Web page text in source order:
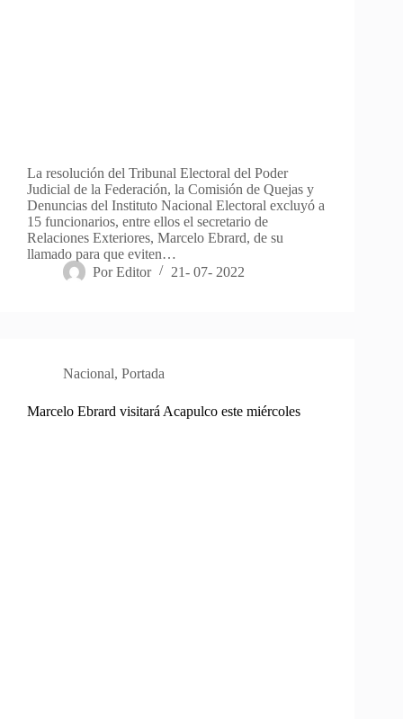
La resolución del Tribunal Electoral del Poder
Judicial de la Federación, la Comisión de Quejas y
Denuncias del Instituto Nacional Electoral excluyó a
15 funcionarios, entre ellos el secretario de
Relaciones Exteriores, Marcelo Ebrard, de su
llamado para que eviten…
Por Editor 21- 07- 2022
Nacional, Portada
Marcelo Ebrard visitará Acapulco este miércoles